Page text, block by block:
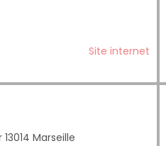
Site internet
Marseille